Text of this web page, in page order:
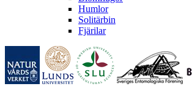
Humlor
Solitärbin
Fjärilar